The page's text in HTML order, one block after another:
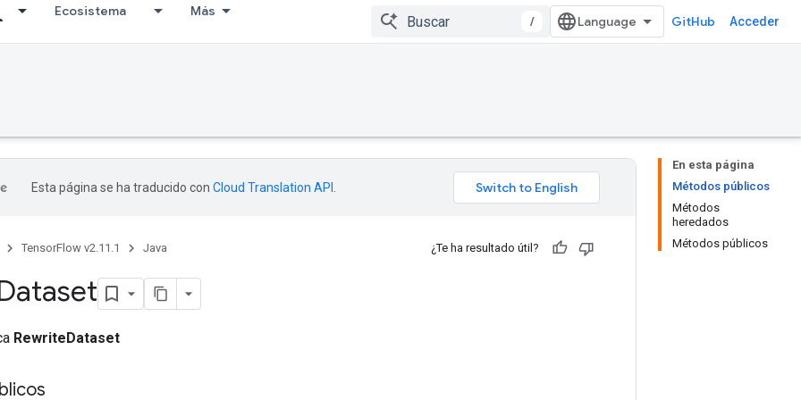
Ecosistema Más
/ GitHub Acceder
En esta página
Métodos públicos
Métodos
heredados
Métodos públicos
Esta página se ha traducido con Cloud Translation API
TensorFlow v2.11.1 Java ¿Te ha resultado útil?
RewriteDataset